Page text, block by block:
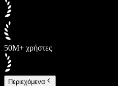
50M+ χρήστες
Περιεχόμενα